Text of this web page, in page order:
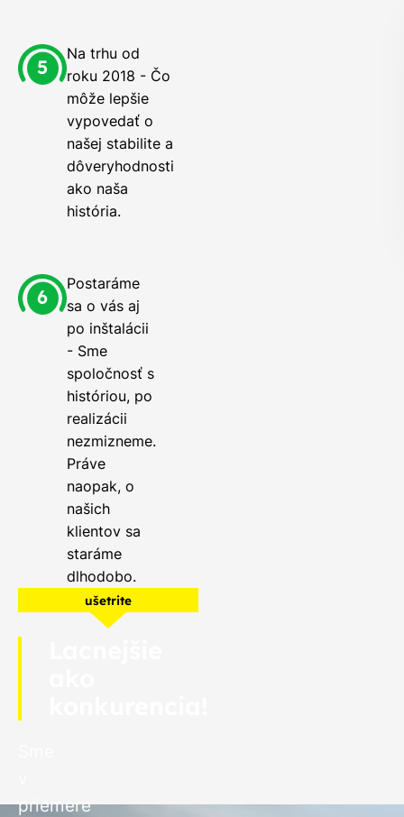
Na trhu od
roku 2018 - Čo
môže lepšie
vypovedať o
našej stabilite a
dôveryhodnosti
ako naša
história.
Postaráme
sa o vás aj
po inštalácii
- Sme
spoločnosť s
históriou, po
realizácii
nezmizneme.
Práve
naopak, o
našich
klientov sa
staráme
dlhodobo.
ušetrite
priemere